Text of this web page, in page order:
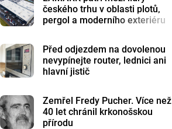
českého trhu v oblasti plotů,
pergol a moderního exteriéru
Před odjezdem na dovolenou
nevypínejte router, lednici ani
hlavní jistič
Zemřel Fredy Pucher. Více než
40 let chránil krkonošskou
přírodu